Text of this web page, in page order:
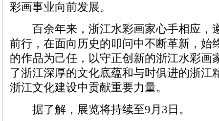
彩画事业向前发展。
百余年来，浙江水彩画家心手相应，
前行，在面向历史的叩问中不断革新，始
的作品为己任，以守正创新的浙江水彩画
了浙江深厚的文化底蕴和与时俱进的浙江
浙江文化建设中贡献重要力量。
据了解，展览将持续至9月3日。